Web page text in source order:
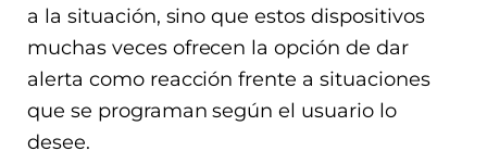
a la situación, sino que estos dispositivos
muchas veces ofrecen la opción de dar
alerta como reacción frente a situaciones
que se programan según el usuario lo
desee.